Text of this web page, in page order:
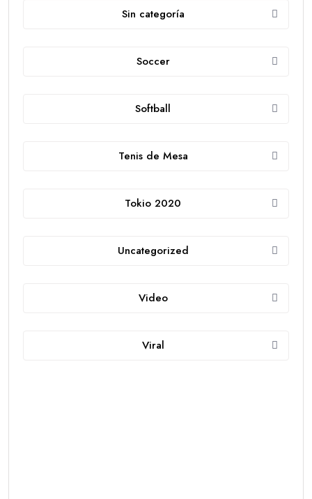
Sin categoría
Soccer
Softball
Tenis de Mesa
Tokio 2020
Uncategorized
Video
Viral